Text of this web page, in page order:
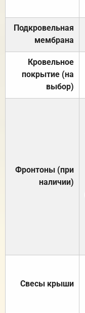
Подкровельная
мембрана
Кровельное
покрытие (на
выбор)
Фронтоны (при
наличии)
Свесы крыши